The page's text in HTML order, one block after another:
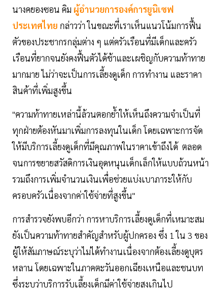
นางคยองซอน คิม ผู้อำนวยการองค์การยูนิเซฟ
ประเทศไทย กล่าวว่า ในขณะที่เราเห็นแนวโน้มการฟื้น
ตัวของประชากรกลุ่มต่าง ๆ แต่ครัวเรือนที่มีเด็กและครัว
เรือนที่ยากจนยังคงฟื้นตัวได้ช้าและเผชิญกับความท้าทาย
มากมาย ไม่ว่าจะเป็นการเลี้ยงดูเด็ก การทำงาน และราคา
สินค้าที่เพิ่มสูงขึ้น
"ความท้าทายเหล่านี้ล้วนตอกย้ำให้เห็นถึงความจำเป็นที่
ทุกฝ่ายต้องหันมาเพิ่มการลงทุนในเด็ก โดยเฉพาะการจัด
ให้มีบริการเลี้ยงดูเด็กที่มีคุณภาพในราคาเข้าถึงได้ ตลอด
จนการขยายสวัสดิการเงินอุดหนุนเด็กเล็กให้แบบถ้วนหน้า
รวมถึงการเพิ่มจำนวนเงินเพื่อช่วยแบ่งเบาภาระให้กับ
ครอบครัวเนื่องจากค่าใช้จ่ายที่สูงขึ้น"
การสำรวจยังพบอีกว่า การหาบริการเลี้ยงดูเด็กที่เหมาะสม
ยังเป็นความท้าทายสำคัญสำหรับผู้ปกครอง ซึ่ง 1 ใน 3 ของ
ผู้ให้สัมภาษณ์ระบุว่าไม่ได้ทำงานเนื่องจากต้องเลี้ยงดูบุตร
หลาน โดยเฉพาะในภาคตะวันออกเฉียงเหนือและชนบท
ซึ่งระบุว่าบริการรับเลี้ยงเด็กมีค่าใช้จ่ายสูงเกินไป